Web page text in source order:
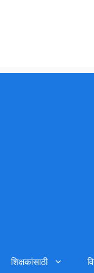
शिक्षकांसाठी